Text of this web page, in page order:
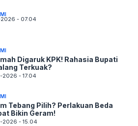
- 07.04
Digaruk KPK! Rahasia Bupati
Terkuak?
- 17.04
Tebang Pilih? Perlakuan Beda
Bikin Geram!
- 15.04